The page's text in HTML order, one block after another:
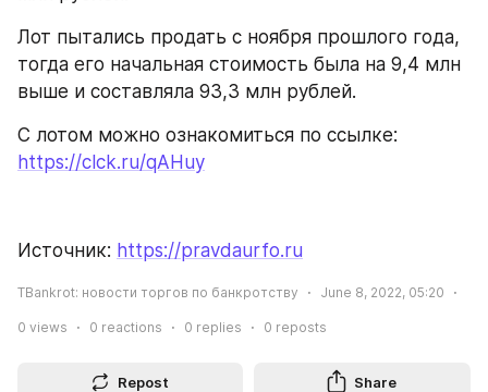
Лот пытались продать с ноября прошлого года,
тогда его начальная стоимость была на 9,4 млн
выше и составляла 93,3 млн рублей.
https://clck.ru/qAHuy
Источник: https://pravdaurfo.ru
TBankrot: новости торгов по банкротству June 8, 2022, 05:20
0 views 0 reactions 0 replies 0 reposts
Repost Share